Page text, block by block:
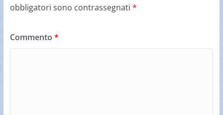
obbligatori sono contrassegnati *
Commento *